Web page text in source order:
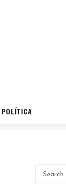
POLÍTICA